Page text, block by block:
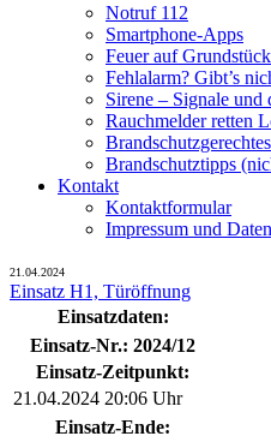
Notruf 112
Smartphone-Apps
Feuer auf
Fehlalarm? Gibt’s
Sirene – Signale und
Rauchmelder retten
Brandschutztipps
Kontakt
Kontaktformular
Impressum und
21.04.2024
Einsatz H1, Türöffnung
Einsatzdaten:
Einsatz-Nr.: 2024/12
Einsatz-Zeitpunkt:
21.04.2024 20:06 Uhr
Einsatz-Ende: